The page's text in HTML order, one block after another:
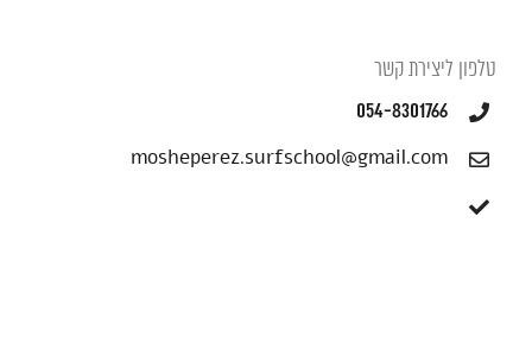
טלפון ליצירת קשר
054-8301766
mosheperez.surfschool@gmail.com